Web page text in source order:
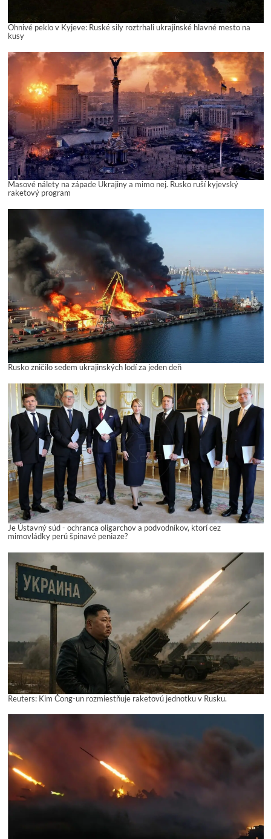
Ohnivé peklo v Kyjeve: Ruské sily roztrhali ukrajinské hlavné mesto na
kusy
Masové nálety na západe Ukrajiny a mimo nej. Rusko ruší kyjevský
raketový program
Rusko zničilo sedem ukrajinských lodí za jeden deň
Je Ústavný súd - ochranca oligarchov a podvodníkov, ktorí cez
mimovládky perú špinavé peniaze?
Reuters: Kim Čong-un rozmiestňuje raketovú jednotku v Rusku.